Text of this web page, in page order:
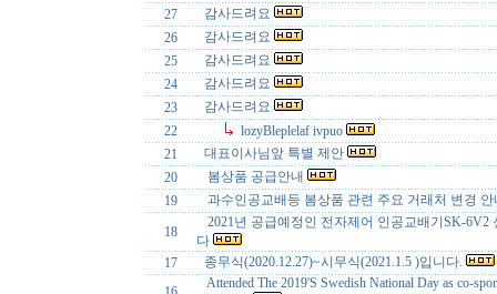
27
감사드려요
26
감사드려요
25
감사드려요
24
감사드려요
23
감사드려요
22
lozyBleplelaf ivpuo
21
대표이사님앞 특별 제안
20
봄상품 공급안내
19
과수인공교배등 봄상품 관련 주요 거래처 변경
18
2021년 공급예정인 전자제어 인공교배기SK-6V2
다
17
종무식(2020.12.27)~시무식(2021.1.5 )입니다.
Attended The 2019'S Swedish National Day as co-